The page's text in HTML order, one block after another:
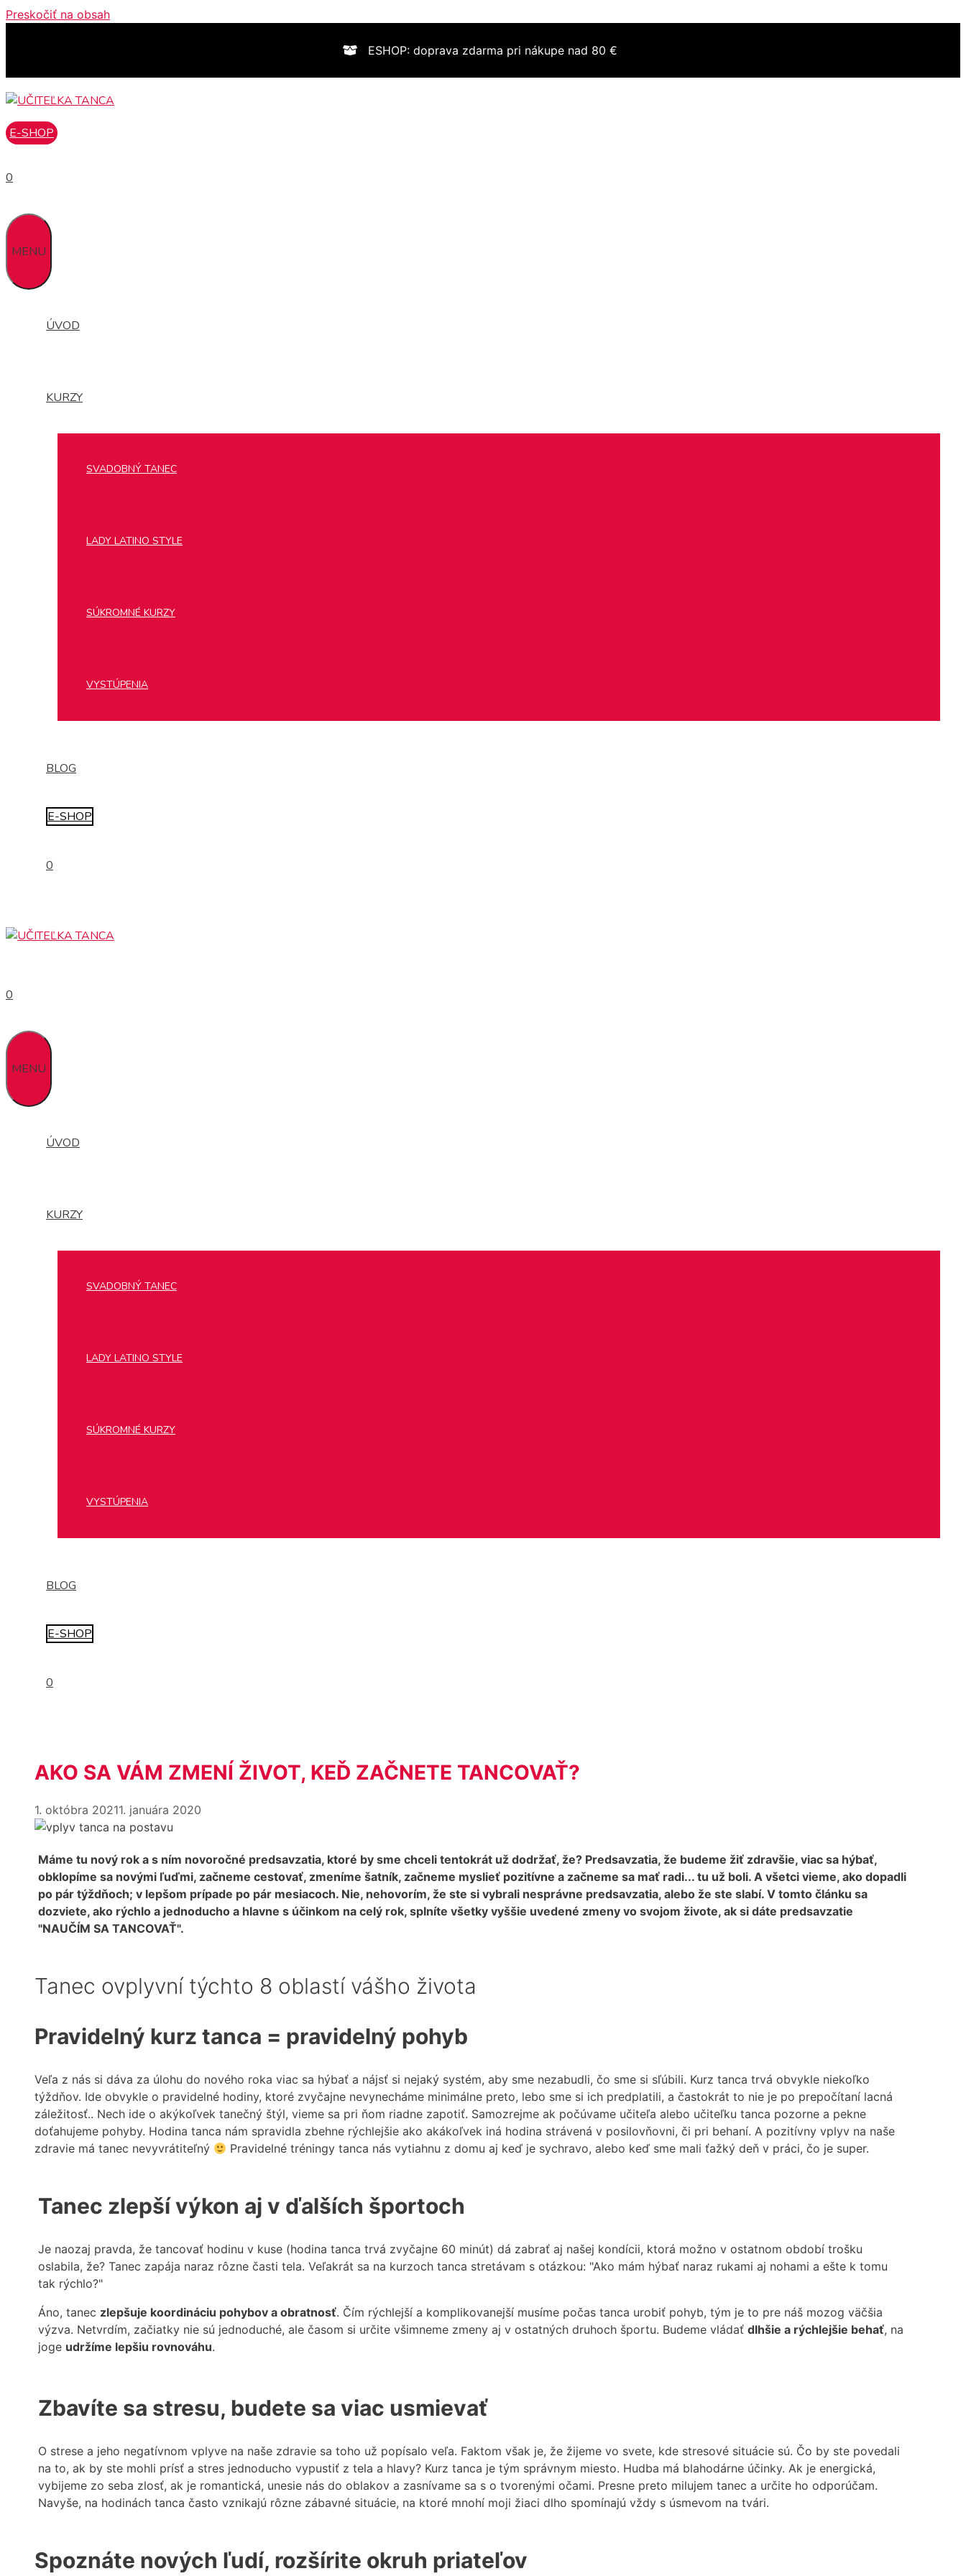
Preskočiť na obsah
ESHOP: doprava zdarma pri nákupe nad 80 €
E-SHOP
0
MENU
ÚVOD
KURZY
SVADOBNÝ TANEC
LADY LATINO STYLE
SÚKROMNÉ KURZY
VYSTÚPENIA
BLOG
E-SHOP
0
0
MENU
ÚVOD
KURZY
SVADOBNÝ TANEC
LADY LATINO STYLE
SÚKROMNÉ KURZY
VYSTÚPENIA
BLOG
E-SHOP
0
AKO SA VÁM ZMENÍ ŽIVOT, KEĎ ZAČNETE TANCOVAŤ?
1. októbra 20211. januára 2020
Máme tu nový rok a s ním novoročné predsavzatia, ktoré by sme chceli tentokrát už dodržať, že? Predsavzatia, že budeme žiť zdravšie, viac sa hýbať,
obklopíme sa novými ľuďmi, začneme cestovať, zmeníme šatník, začneme myslieť pozitívne a začneme sa mať radi... tu už boli. A všetci vieme, ako dopadli
po pár týždňoch; v lepšom prípade po pár mesiacoch. Nie, nehovorím, že ste si vybrali nesprávne predsavzatia, alebo že ste slabí. V tomto článku sa
dozviete, ako rýchlo a jednoducho a hlavne s účinkom na celý rok, splníte všetky vyššie uvedené zmeny vo svojom živote, ak si dáte predsavzatie
"NAUČÍM SA TANCOVAŤ".
Tanec ovplyvní týchto 8 oblastí vášho života
Pravidelný kurz tanca = pravidelný pohyb
Veľa z nás si dáva za úlohu do nového roka viac sa hýbať a nájsť si nejaký systém, aby sme nezabudli, čo sme si sľúbili. Kurz tanca trvá obvykle niekoľko
týždňov. Ide obvykle o pravidelné hodiny, ktoré zvyčajne nevynecháme minimálne preto, lebo sme si ich predplatili, a častokrát to nie je po prepočítaní lacná
záležitosť.. Nech ide o akýkoľvek tanečný štýl, vieme sa pri ňom riadne zapotiť. Samozrejme ak počúvame učiteľa alebo učiteľku tanca pozorne a pekne
doťahujeme pohyby. Hodina tanca nám spravidla zbehne rýchlejšie ako akákoľvek iná hodina strávená v posilovňovni, či pri behaní. A pozitívny vplyv na naše
zdravie má tanec nevyvrátiteľný
Pravidelné tréningy tanca nás vytiahnu z domu aj keď je sychravo, alebo keď sme mali ťažký deň v práci, čo je super.
Tanec zlepší výkon aj v ďalších športoch
Je naozaj pravda, že tancovať hodinu v kuse (hodina tanca trvá zvyčajne 60 minút) dá zabrať aj našej kondícii, ktorá možno v ostatnom období trošku
oslabila, že? Tanec zapája naraz rôzne časti tela. Veľakrát sa na kurzoch tanca stretávam s otázkou: "Ako mám hýbať naraz rukami aj nohami a ešte k tomu
tak rýchlo?"
Áno, tanec zlepšuje koordináciu pohybov a obratnosť. Čím rýchlejší a komplikovanejší musíme počas tanca urobiť pohyb, tým je to pre náš mozog väčšia
výzva. Netvrdím, začiatky nie sú jednoduché, ale časom si určite všimneme zmeny aj v ostatných druhoch športu. Budeme vládať dlhšie a rýchlejšie behať, na
joge udržíme lepšiu rovnováhu.
Zbavíte sa stresu, budete sa viac usmievať
O strese a jeho negatívnom vplyve na naše zdravie sa toho už popísalo veľa. Faktom však je, že žijeme vo svete, kde stresové situácie sú. Čo by ste povedali
na to, ak by ste mohli prísť a stres jednoducho vypustiť z tela a hlavy? Kurz tanca je tým správnym miesto. Hudba má blahodárne účinky. Ak je energická,
vybijeme zo seba zlosť, ak je romantická, unesie nás do oblakov a zasnívame sa s o tvorenými očami. Presne preto milujem tanec a určite ho odporúčam.
Navyše, na hodinách tanca často vznikajú rôzne zábavné situácie, na ktoré mnohí moji žiaci dlho spomínajú vždy s úsmevom na tvári.
Spoznáte nových ľudí, rozšírite okruh priateľov